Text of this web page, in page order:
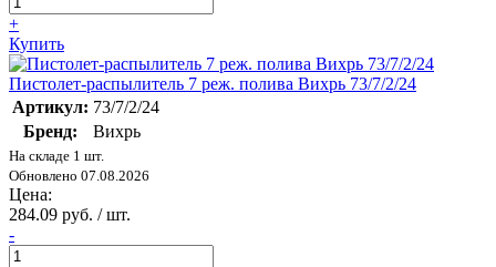
+
Купить
Пистолет-распылитель 7 реж. полива Вихрь 73/7/2/24
Артикул: 73/7/2/24
Бренд:
Вихрь
На складе 1 шт.
Обновлено 07.08.2026
Цена:
284.09 руб. / шт.
-